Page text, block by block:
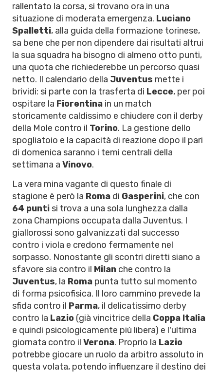
rallentato la corsa, si trovano ora in una
situazione di moderata emergenza. Luciano
Spalletti, alla guida della formazione torinese,
sa bene che per non dipendere dai risultati altrui
la sua squadra ha bisogno di almeno otto punti,
una quota che richiederebbe un percorso quasi
netto. Il calendario della Juventus mette i
brividi: si parte con la trasferta di Lecce, per poi
ospitare la Fiorentina in un match
storicamente caldissimo e chiudere con il derby
della Mole contro il Torino. La gestione dello
spogliatoio e la capacità di reazione dopo il pari
di domenica saranno i temi centrali della
settimana a Vinovo.
La vera mina vagante di questo finale di
stagione è però la Roma di Gasperini, che con
64 punti si trova a una sola lunghezza dalla
zona Champions occupata dalla Juventus. I
giallorossi sono galvanizzati dal successo
contro i viola e credono fermamente nel
sorpasso. Nonostante gli scontri diretti siano a
sfavore sia contro il Milan che contro la
Juventus, la Roma punta tutto sul momento
di forma psicofisica. Il loro cammino prevede la
sfida contro il Parma, il delicatissimo derby
contro la Lazio (già vincitrice della Coppa Italia
e quindi psicologicamente più libera) e l'ultima
giornata contro il Verona. Proprio la Lazio
potrebbe giocare un ruolo da arbitro assoluto in
questa volata, potendo influenzare il destino dei